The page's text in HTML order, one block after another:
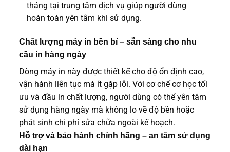
tháng tại trung tâm dịch vụ giúp người dùng
hoàn toàn yên tâm khi sử dụng.
Chất lượng máy in bền bỉ – sẵn sàng cho nhu
cầu in hàng ngày
Dòng máy in này được thiết kế cho độ ổn định cao,
vận hành liên tục mà ít gặp lỗi. Với cơ chế cơ học tối
ưu và đầu in chất lượng, người dùng có thể yên tâm
sử dụng hàng ngày mà không lo về độ bền hoặc
phát sinh chi phí sửa chữa ngoài kế hoạch.
Hỗ trợ và bảo hành chính hãng – an tâm sử dụng
dài hạn